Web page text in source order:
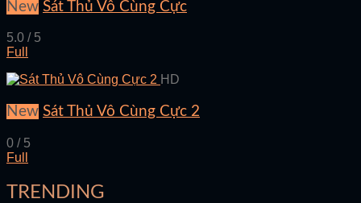
New Sát Thủ Vô Cùng Cực
5.0 / 5
Full
HD
New Sát Thủ Vô Cùng Cực 2
0 / 5
Full
TRENDING